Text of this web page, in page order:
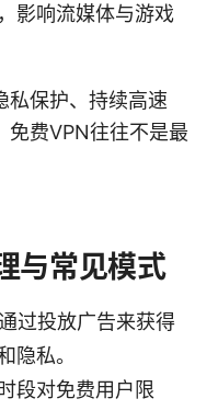
影响流媒体与游戏
私保护、持续高速
免费VPN往往不是最
与常见模式
过投放广告来获得
隐私。
段对免费用户限